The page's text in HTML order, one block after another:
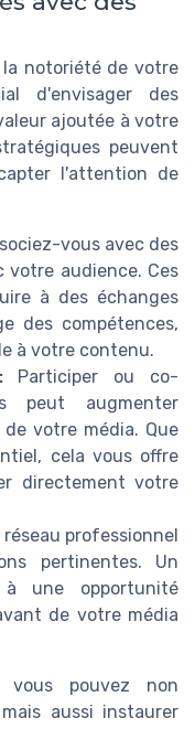
notoriété de votre
d'envisager des
ajoutée à votre
peuvent
l'attention de
vous avec des
votre audience. Ces
à des échanges
des compétences,
à votre contenu.
Participer ou co-
peut augmenter
votre média. Que
cela vous offre
directement votre
professionnel
pertinentes. Un
une opportunité
de votre média
vous pouvez non
aussi instaurer